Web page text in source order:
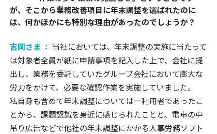
が、そこから業務改善項目に年末調整を選ばれたのに
は、何かほかにも特別な理由があったのでしょうか？
吉岡さま ： 当社においては、年末調整の実施に当たって
は対象者全員が紙に申請事項を記入した上で、会社に提
出し、業務を委託していたグループ会社において膨大な
労力をかけて、必要な確認作業を実施していました。
私自身も含めて年末調整については一利用者であったこ
とから、課題認識を身近に感じられたことと、電車の中
吊り広告などで他社の年末調整にかかる人事労務ソフト